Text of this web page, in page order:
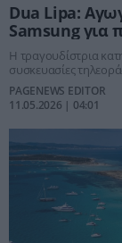
Dua Lipa:
Samsung για
Η τραγουδίστρια
συσκευασίες
PAGENEWS EDITOR
11.05.2026 | 04:01